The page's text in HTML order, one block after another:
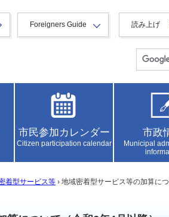
Foreigners Guide 読み上げ
市民参加カレンダー
Citizen participation calendar
市政
Municipal
着型サービス等 › 地域密着型サービス等の加算に